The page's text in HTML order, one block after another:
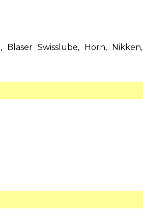
Blaser Swisslube, Horn, Nikken,